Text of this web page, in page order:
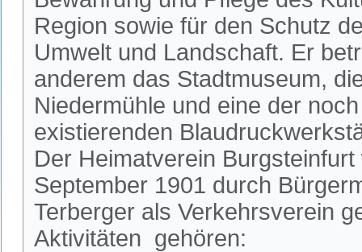
Region sowie für den Schutz
Umwelt und Landschaft. Er
anderem das Stadtmuseum,
Niedermühle und eine der
existierenden
Der Heimatverein
September 1901 durch
Terberger als Verkehrsverein
Aktivitäten gehören: